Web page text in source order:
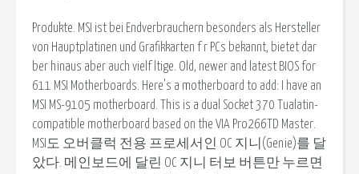
Produkte. MSI ist bei Endverbrauchern besonders als Hersteller
von Hauptplatinen und Grafikkarten f r PCs bekannt, bietet dar
ber hinaus aber auch vielf ltige. Old, newer and latest BIOS for
611 MSI Motherboards. Here's a motherboard to add: I have an
MSI MS-9105 motherboard. This is a dual Socket 370 Tualatin-
compatible motherboard based on the VIA Pro266TD Master.
MSI도 오버클럭 전용 프로세서인 OC 지니(Genie)를 달
았다. 메인보드에 달린 OC 지니 터보 버튼만 누르면